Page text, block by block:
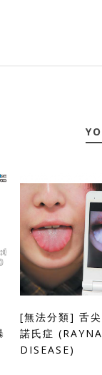
[無法分類] 舌
諾氏症
DISEASE)